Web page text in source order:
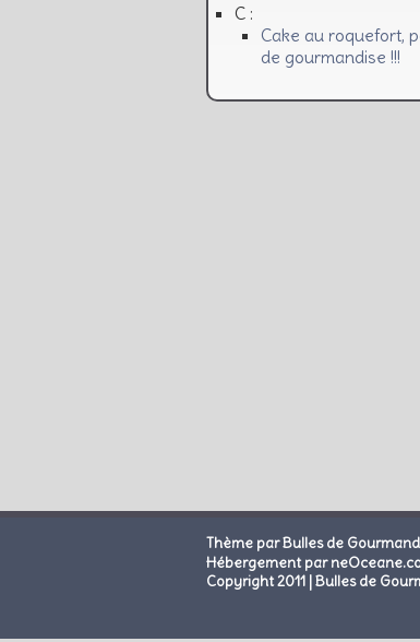
C :
Cake au roquefort,
de gourmandise !!!
Thème par Bulles de
Hébergement par
Copyright 2011 | Bulles de